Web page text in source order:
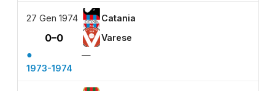
27 Gen 1974 Catania
0–0 Varese
●
—
1973-1974